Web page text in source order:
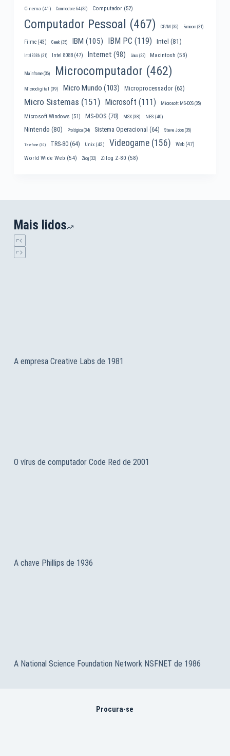
Cinema (41) Commodore 64(35) Computador(52)
Computador Pessoal (467) CP/M (35) Famicom(31)
Filme(43) Geek(35) IBM (105) IBM PC (119) Intel (81)
Intel 8086 (31) Intel 8088(47) Internet (98) Linux(32) Macintosh (58)
Mainframe(36) Microcomputador (462)
Microdigital (39) Micro Mundo (103) Microprocessador(63)
Micro Sistemas (151) Microsoft (111) Microsoft MS-DOS(35)
Microsoft Windows (51) MS-DOS (70) MSX(38) NES(40)
Nintendo (80) Prológica(34) Sistema Operacional (64) Steve Jobs(35)
Telefone (30) TRS-80(64) Unix(42) Videogame(156) Web(47)
World Wide Web (54) Zilog(32) Zilog Z-80 (58)
Mais lidos
A empresa Creative Labs de 1981
O vírus de computador Code Red de 2001
A chave Phillips de 1936
A National Science Foundation Network NSFNET de 1986
Procura-se